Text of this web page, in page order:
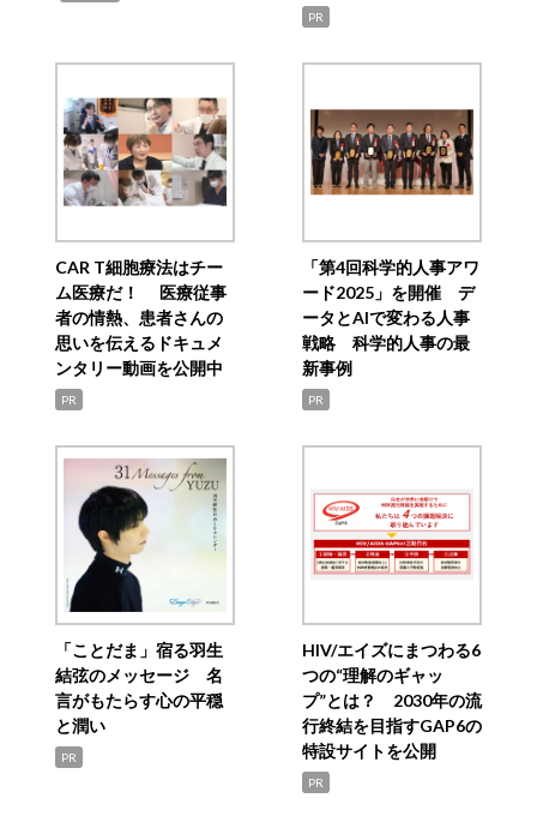
PR
CAR T細胞療法はチー
ム医療だ！ 医療従事
者の情熱、患者さんの
思いを伝えるドキュメ
ンタリー動画を公開中
PR
「第4回科学的人事アワ
ード2025」を開催 デ
ータとAIで変わる人事
戦略 科学的人事の最
新事例
PR
「ことだま」宿る羽生
結弦のメッセージ 名
言がもたらす心の平穏
と潤い
PR
HIV/エイズにまつわる6
つの“理解のギャッ
プ”とは？ 2030年の流
行終結を目指すGAP6の
特設サイトを公開
PR